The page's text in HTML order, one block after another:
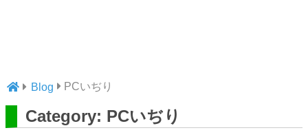
Blog PCいぢり
Category: PCいぢり